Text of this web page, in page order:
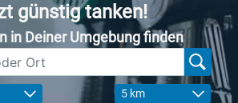
günstig tanken!
in Deiner Umgebung finden
5 km